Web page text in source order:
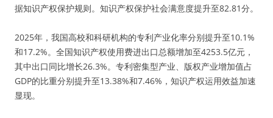
据知识产权保护规则。知识产权保护社会满意度提升至82.81分。
2025年，我国高校和科研机构的专利产业化率分别提升至10.1%
和17.2%。全国知识产权使用费进出口总额增加至4253.5亿元，
其中出口同比增长26.3%。专利密集型产业、版权产业增加值占
GDP的比重分别提升至13.38%和7.46%，知识产权运用效益加速
显现。